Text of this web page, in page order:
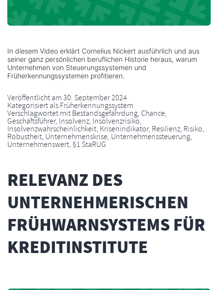
In diesem Video erklärt Cornelius Nickert ausführlich und aus
seiner ganz persönlichen beruflichen Historie heraus, warum
Unternehmen von Steuerungssystemen und
Früherkennungssystemen profitieren.
Veröffentlicht am30. September 2024
Kategorisiert alsFrüherkennungssystem
Verschlagwortet mitBestandsgefährdung, Chance,
Geschäftsführer, Insolvenz, Insolvenzrisiko,
Insolvenzwahrscheinlichkeit, Krisenindikator, Resilienz, Risiko,
Robustheit, Unternehmenskrise, Unternehmenssteuerung,
Unternehmenswert,§1 StaRUG
RELEVANZ DES
UNTERNEHMERISCHEN
FRÜHWARNSYSTEMS FÜR
KREDITINSTITUTE